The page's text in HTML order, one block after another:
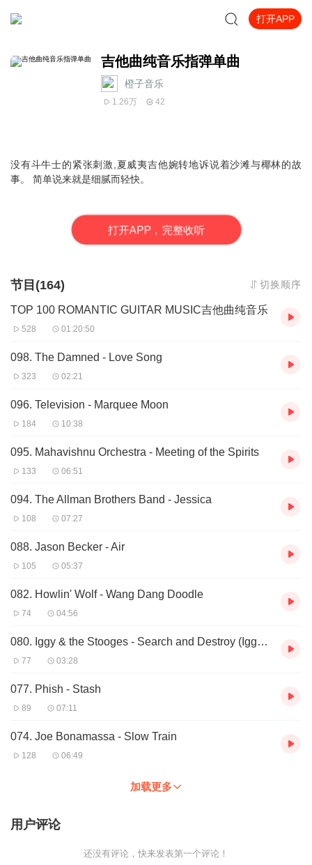
打开APP
吉他曲纯音乐指弹单曲
橙子音乐
1.26万 42
没有斗牛士的紧张刺激,夏威夷吉他婉转地诉说着沙滩与椰林的故
事。 简单说来就是细腻而轻快。
打开APP，完整收听
节目(164) 切换顺序
TOP 100 ROMANTIC GUITAR MUSIC吉他曲纯音乐
528 01:20:50
098. The Damned - Love Song
323 02:21
096. Television - Marquee Moon
184 10:38
095. Mahavishnu Orchestra - Meeting of the Spirits
133 06:51
094. The Allman Brothers Band - Jessica
108 07:27
088. Jason Becker - Air
105 05:37
082. Howlin' Wolf - Wang Dang Doodle
74 04:56
080. Iggy & the Stooges - Search and Destroy (Iggy Pop Mix)
77 03:28
077. Phish - Stash
89 07:11
074. Joe Bonamassa - Slow Train
128 06:49
加载更多
用户评论
还没有评论，快来发表第一个评论！